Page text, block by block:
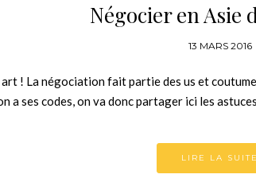
Négocier en Asie
13 MARS 2016
! La négociation fait partie des us et
a ses codes, on va donc partager ici les
LIRE LA SUITE